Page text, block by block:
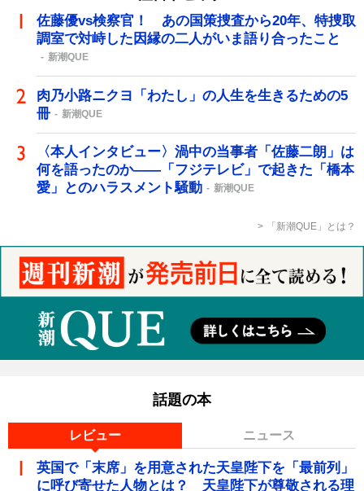
佐藤優vs検察官！ あの国策捜査から20年、特捜取
調室で対峙した因縁の二人がいま語り合ったこと
新潮QUE
肉乃小路ニクヨ「わたし」の人生を生きるための5
冊
新潮QUE
〈本人インタビュー〉渦中の当事者「佐藤二朗」は
何を語ったのか――「フジテレビ」で起きた「橋本
愛」とのハラスメント騒動
新潮QUE
「新潮QUE」とは？
話題の本
レビュー ニュース
英国で「末席」を用意された天皇陛下を「最前列」
に呼び寄せた人物とは？ 天皇陛下が尊敬される理